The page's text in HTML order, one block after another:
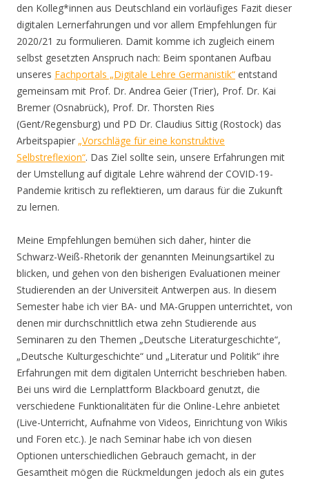
den Kolleg*innen aus Deutschland ein vorläufiges Fazit dieser
digitalen Lernerfahrungen und vor allem Empfehlungen für
2020/21 zu formulieren. Damit komme ich zugleich einem
selbst gesetzten Anspruch nach: Beim spontanen Aufbau
unseres Fachportals „Digitale Lehre Germanistik“ entstand
gemeinsam mit Prof. Dr. Andrea Geier (Trier), Prof. Dr. Kai
Bremer (Osnabrück), Prof. Dr. Thorsten Ries
(Gent/Regensburg) und PD Dr. Claudius Sittig (Rostock) das
Arbeitspapier „Vorschläge für eine konstruktive
Selbstreflexion“. Das Ziel sollte sein, unsere Erfahrungen mit
der Umstellung auf digitale Lehre während der COVID-19-
Pandemie kritisch zu reflektieren, um daraus für die Zukunft
zu lernen.
Meine Empfehlungen bemühen sich daher, hinter die
Schwarz-Weiß-Rhetorik der genannten Meinungsartikel zu
blicken, und gehen von den bisherigen Evaluationen meiner
Studierenden an der Universiteit Antwerpen aus. In diesem
Semester habe ich vier BA- und MA-Gruppen unterrichtet, von
denen mir durchschnittlich etwa zehn Studierende aus
Seminaren zu den Themen „Deutsche Literaturgeschichte“,
„Deutsche Kulturgeschichte“ und „Literatur und Politik“ ihre
Erfahrungen mit dem digitalen Unterricht beschrieben haben.
Bei uns wird die Lernplattform Blackboard genutzt, die
verschiedene Funktionalitäten für die Online-Lehre anbietet
(Live-Unterricht, Aufnahme von Videos, Einrichtung von Wikis
und Foren etc.). Je nach Seminar habe ich von diesen
Optionen unterschiedlichen Gebrauch gemacht, in der
Gesamtheit mögen die Rückmeldungen jedoch als ein gutes